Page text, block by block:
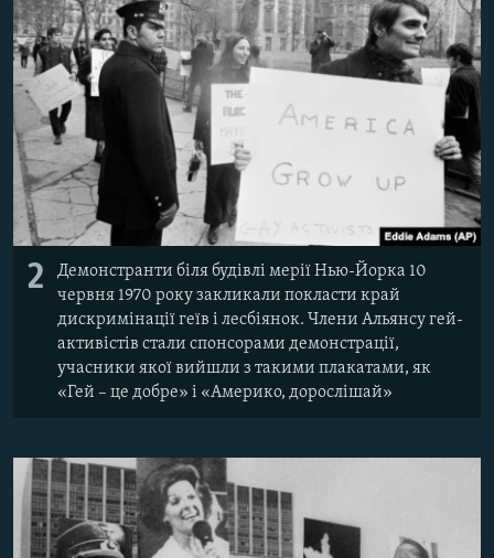
2
Демонстранти біля будівлі мерії Нью-Йорка 10
червня 1970 року закликали покласти край
дискримінації геїв і лесбіянок. Члени Альянсу гей-
активістів стали спонсорами демонстрації,
учасники якої вийшли з такими плакатами, як
«Гей – це добре» і «Америко, дорослішай»